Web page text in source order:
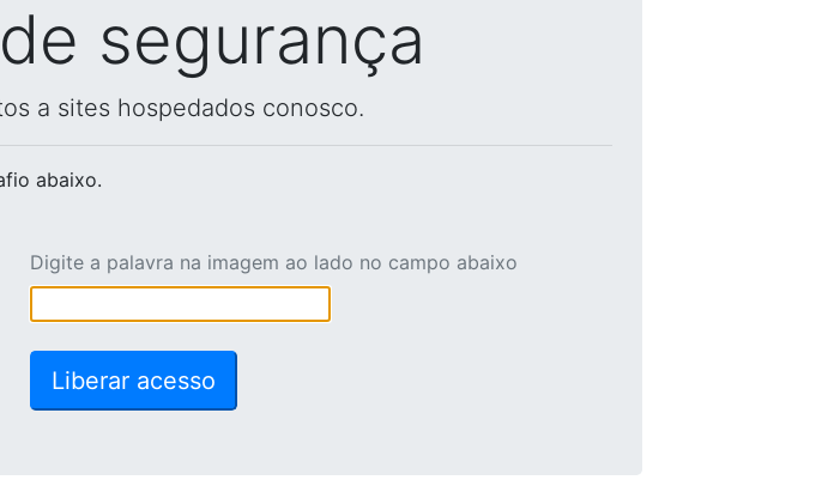
segurança
a sites hospedados conosco.
abaixo.
Digite a palavra na imagem ao lado no campo abaixo